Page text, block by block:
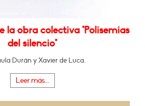
la obra colectiva "Polisemias
del silencio"
Durán y Xavier de Luca.
Leer más...